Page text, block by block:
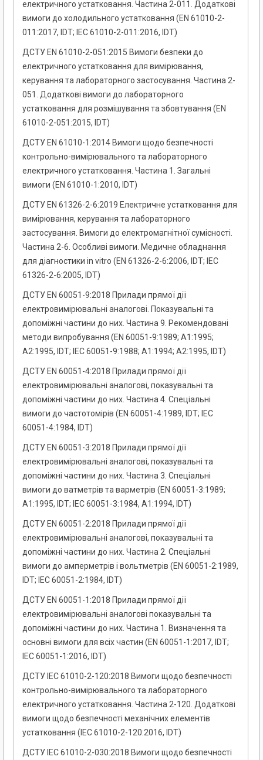
електричного устатковання. Частина 2-011. Додаткові
вимоги до холодильного устатковання (EN 61010-2-
011:2017, IDT; IEC 61010-2-011:2016, IDT)
ДСТУ EN 61010-2-051:2015 Вимоги безпеки до
електричного устатковання для вимірювання,
керування та лабораторного застосування. Частина 2-
051. Додаткові вимоги до лабораторного
устатковання для розмішування та збовтування (EN
61010-2-051:2015, IDT)
ДСТУ EN 61010-1:2014 Вимоги щодо безпечності
контрольно-вимірювального та лабораторного
електричного устатковання. Частина 1. Загальні
вимоги (EN 61010-1:2010, IDT)
ДСТУ EN 61326-2-6:2019 Електричне устатковання для
вимірювання, керування та лабораторного
застосування. Вимоги до електромагнітної сумісності.
Частина 2-6. Особливі вимоги. Медичне обладнання
для діагностики in vitro (EN 61326-2-6:2006, IDT; IEC
61326-2-6:2005, IDT)
ДСТУ EN 60051-9:2018 Прилади прямої дії
електровимірювальні аналогові. Показувальні та
допоміжні частини до них. Частина 9. Рекомендовані
методи випробування (EN 60051-9:1989; А1:1995;
А2:1995, IDT; IEC 60051-9:1988; А1:1994; А2:1995, IDT)
ДСТУ EN 60051-4:2018 Прилади прямої дії
електровимірювальні аналогові, показувальні та
допоміжні частини до них. Частина 4. Спеціальні
вимоги до частотомірів (EN 60051-4:1989, IDT; IEC
60051-4:1984, IDT)
ДСТУ EN 60051-3:2018 Прилади прямої дії
електровимірювальні аналогові, показувальні та
допоміжні частини до них. Частина 3. Спеціальні
вимоги до ватметрів та варметрів (EN 60051-3:1989;
А1:1995, IDT; IEC 60051-3:1984, А1:1994, IDT)
ДСТУ EN 60051-2:2018 Прилади прямої дії
електровимірювальні аналогові, показувальні та
допоміжні частини до них. Частина 2. Спеціальні
вимоги до амперметрів і вольтметрів (EN 60051-2:1989,
IDT; IEC 60051-2:1984, IDT)
ДСТУ EN 60051-1:2018 Прилади прямої дії
електровимірювальні аналогові показувальні та
допоміжні частини до них. Частина 1. Визначення та
основні вимоги для всіх частин (EN 60051-1:2017, IDT;
IEC 60051-1:2016, IDT)
ДСТУ IEC 61010-2-120:2018 Вимоги щодо безпечності
контрольно-вимірювального та лабораторного
електричного устатковання. Частина 2-120. Додаткові
вимоги щодо безпечності механічних елементів
устатковання (IEC 61010-2-120:2016, IDT)
ДСТУ IEC 61010-2-030:2018 Вимоги щодо безпечності